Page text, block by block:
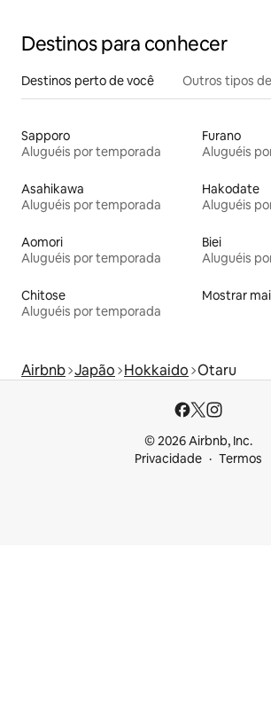
Destinos para conhecer
Destinos perto de você Outros tipos
Sapporo
Aluguéis por temporada
Furano
Aluguéis
Asahikawa
Aluguéis por temporada
Hakodate
Aluguéis
Aomori
Aluguéis por temporada
Biei
Aluguéis
Chitose
Aluguéis por temporada
Mostrar
Airbnb Japão Hokkaido Otaru
© 2026 Airbnb, Inc.
Privacidade
Termos